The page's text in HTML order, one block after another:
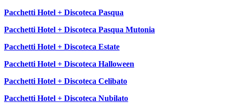
Pacchetti Hotel + Discoteca Pasqua
Pacchetti Hotel + Discoteca Pasqua Mutonia
Pacchetti Hotel + Discoteca Estate
Pacchetti Hotel + Discoteca Halloween
Pacchetti Hotel + Discoteca Celibato
Pacchetti Hotel + Discoteca Nubilato